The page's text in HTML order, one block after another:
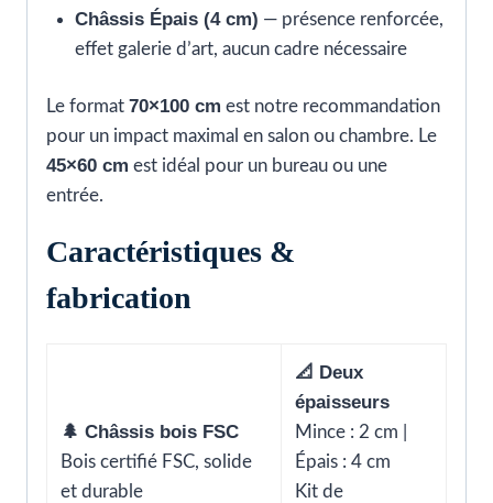
Châssis Épais (4 cm) — présence renforcée,
effet galerie d’art, aucun cadre nécessaire
Le format 70×100 cm est notre recommandation
pour un impact maximal en salon ou chambre. Le
45×60 cm est idéal pour un bureau ou une
entrée.
Caractéristiques &
fabrication
🌲 Châssis bois FSC
Bois certifié FSC, solide
et durable
📐 Deux
épaisseurs
Mince : 2 cm |
Épais : 4 cm
Kit de